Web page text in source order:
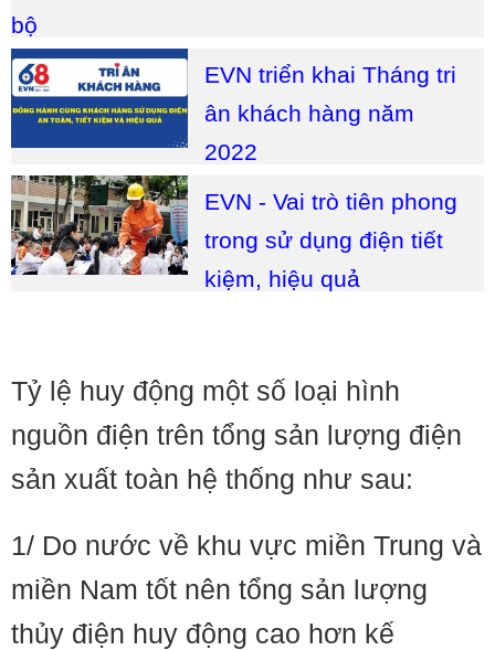
bộ
EVN triển khai Tháng tri
ân khách hàng năm
2022
EVN - Vai trò tiên phong
trong sử dụng điện tiết
kiệm, hiệu quả
Tỷ lệ huy động một số loại hình
nguồn điện trên tổng sản lượng điện
sản xuất toàn hệ thống như sau:
1/ Do nước về khu vực miền Trung và
miền Nam tốt nên tổng sản lượng
thủy điện huy động cao hơn kế